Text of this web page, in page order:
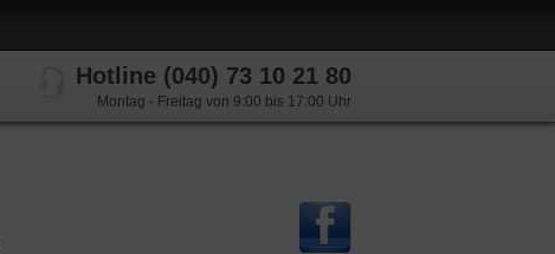
Hotline (040) 73 10 21 80
Montag - Freitag von 9:00 bis 17:00 Uhr